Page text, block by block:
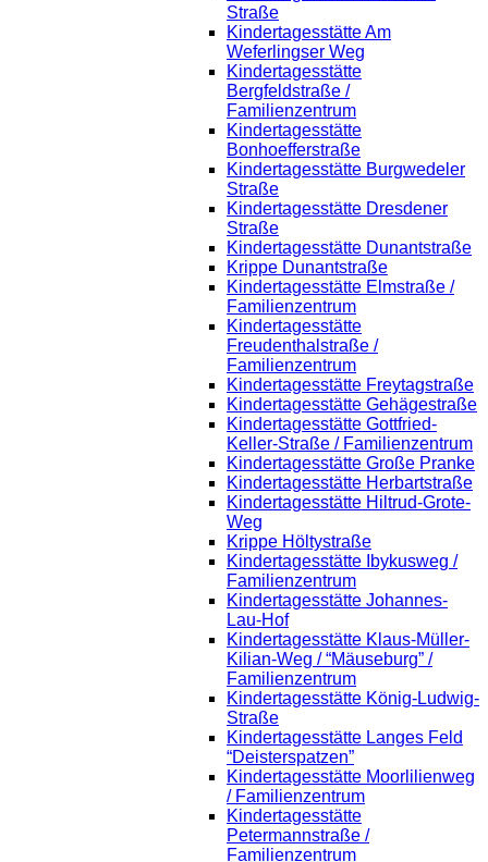
Straße
Kindertagesstätte Am
Weferlingser Weg
Kindertagesstätte
Bergfeldstraße /
Familienzentrum
Kindertagesstätte
Bonhoefferstraße
Kindertagesstätte Burgwedeler
Straße
Kindertagesstätte Dresdener
Straße
Kindertagesstätte Dunantstraße
Krippe Dunantstraße
Kindertagesstätte Elmstraße /
Familienzentrum
Kindertagesstätte
Freudenthalstraße /
Familienzentrum
Kindertagesstätte Freytagstraße
Kindertagesstätte Gehägestraße
Kindertagesstätte Gottfried-
Keller-Straße / Familienzentrum
Kindertagesstätte Große Pranke
Kindertagesstätte Herbartstraße
Kindertagesstätte Hiltrud-Grote-
Weg
Krippe Höltystraße
Kindertagesstätte Ibykusweg /
Familienzentrum
Kindertagesstätte Johannes-
Lau-Hof
Kindertagesstätte Klaus-Müller-
Kilian-Weg / “Mäuseburg” /
Familienzentrum
Kindertagesstätte König-Ludwig-
Straße
Kindertagesstätte Langes Feld
“Deisterspatzen”
Kindertagesstätte Moorlilienweg
/ Familienzentrum
Kindertagesstätte
Petermannstraße /
Familienzentrum